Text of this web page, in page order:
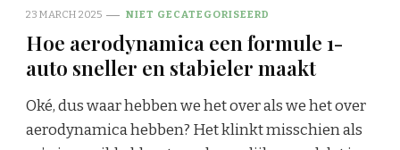
23 MARCH 2025 NIET GECATEGORISEERD
Hoe aerodynamica een formule 1-
auto sneller en stabieler maakt
Oké, dus waar hebben we het over als we het over
aerodynamica hebben? Het klinkt misschien als